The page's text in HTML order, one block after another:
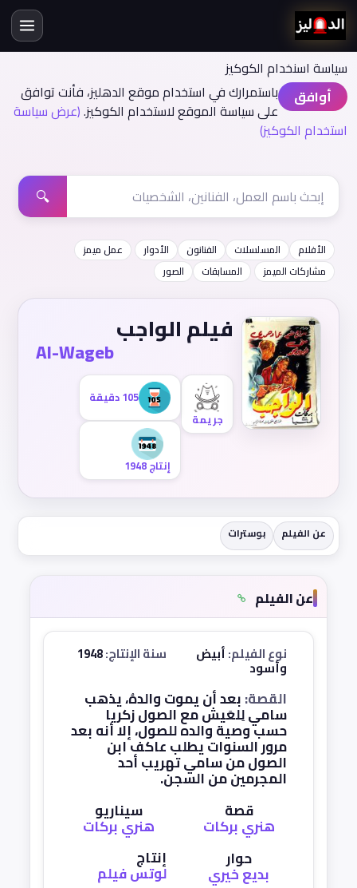
سياسة اسنخدام الكوكيز
أوافق
باستمرارك في استخدام موقع الدهليز، فأنت توافق
على سياسة الموقع لاستخدام الكوكيز.(عرض سياسة
استخدام الكوكيز)
🔍
الأفلام المسلسلات الفنانون الأدوار
عمل ميمز
مشاركات الميمز
المسابقات الصور
فيلم الواجب
Al-Wageb
جريمة
105 دقيقة
إنتاج 1948
عن الفيلم بوسترات
عن الفيلم
نوع الفيلم:أبيض
وأسود
سنة الإنتاج:
القصة:بعد أن يموت والدهُ، يذهب
سامي لِلعَيش مع الصول زكريا
حسب وصية والده للصول، إلا أنه بعد
مرور السنوات يطلب عاكف ابن
الصول من سامي تهريب أحد
المجرمين من السجن.
قصة
هنري بركات
سيناريو
هنري بركات
حوار
بديع خيري
إنتاج
لوتس فيلم